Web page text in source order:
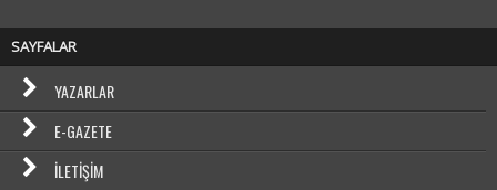
SAYFALAR
YAZARLAR
E-GAZETE
İLETIŞIM